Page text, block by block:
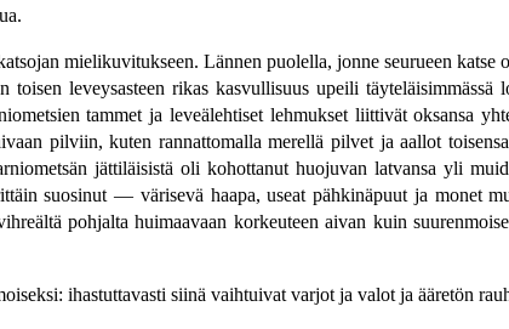
mielikuvitukseen. Lännen puolella, jonne seurueen
leveysasteen rikas kasvullisuus upeili
tammet ja leveälehtiset lehmukset liittivät oksansa
pilviin, kuten rannattomalla merellä pilvet ja aallot
jättiläisistä oli kohottanut huojuvan latvansa yli
suosinut — värisevä haapa, useat pähkinäpuut ja monet
pohjalta huimaavaan korkeuteen aivan kuin
ihastuttavasti siinä vaihtuivat varjot ja valot ja ääretön